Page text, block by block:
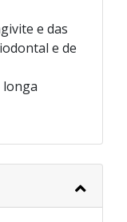
e das
e de
longa